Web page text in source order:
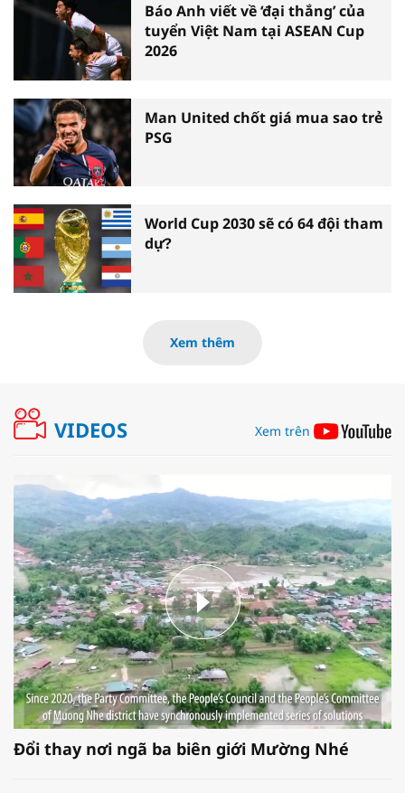
Báo Anh viết về ‘đại thắng’ của
tuyển Việt Nam tại ASEAN Cup
2026
Man United chốt giá mua sao trẻ
PSG
World Cup 2030 sẽ có 64 đội tham
dự?
Xem thêm
VIDEOS Xem trên
Đổi thay nơi ngã ba biên giới Mường Nhé